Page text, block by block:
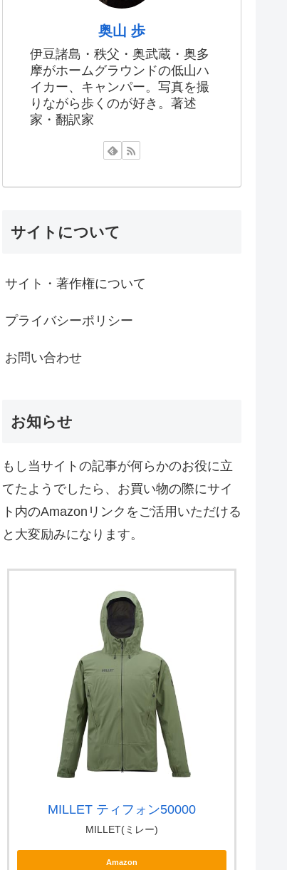
奥山 歩
伊豆諸島・秩父・奥武蔵・奥多
摩がホームグラウンドの低山ハ
イカー、キャンパー。写真を撮
りながら歩くのが好き。著述
家・翻訳家
サイトについて
サイト・著作権について
プライバシーポリシー
お問い合わせ
お知らせ
もし当サイトの記事が何らかのお役に立
てたようでしたら、お買い物の際にサイ
ト内のAmazonリンクをご活用いただける
と大変励みになります。
MILLET ティフォン50000
MILLET(ミレー)
Amazon